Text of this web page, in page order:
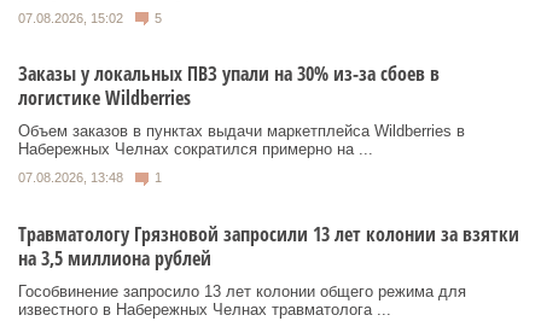
07.08.2026, 15:02 5
Заказы у локальных ПВЗ упали на 30% из-за сбоев в
логистике Wildberries
Объем заказов в пунктах выдачи маркетплейса Wildberries в
Набережных Челнах сократился примерно на ...
07.08.2026, 13:48 1
Травматологу Грязновой запросили 13 лет колонии за взятки
на 3,5 миллиона рублей
Гособвинение запросило 13 лет колонии общего режима для
известного в Набережных Челнах травматолога ...